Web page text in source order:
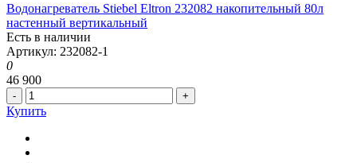
Водонагреватель Stiebel Eltron 232082 накопительный 80л
настенный вертикальный
Есть в наличии
Артикул: 232082-1
0
46 900
- +
Купить